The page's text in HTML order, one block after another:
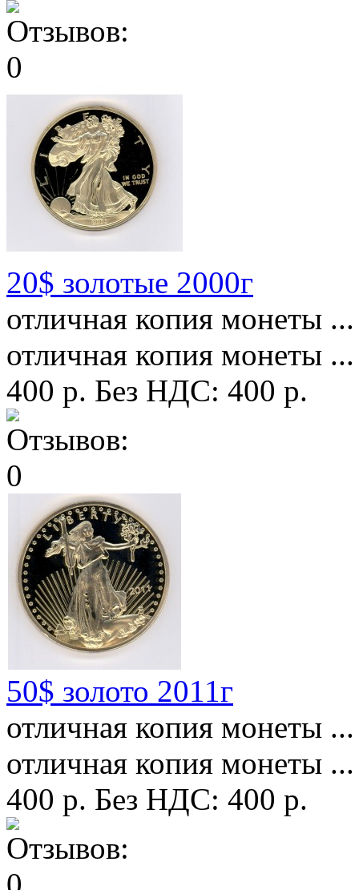
20$ золотые 2000г
отличная копия монеты ...
отличная копия монеты ...
400 р. Без НДС: 400 р.
50$ золото 2011г
отличная копия монеты ...
отличная копия монеты ...
400 р. Без НДС: 400 р.